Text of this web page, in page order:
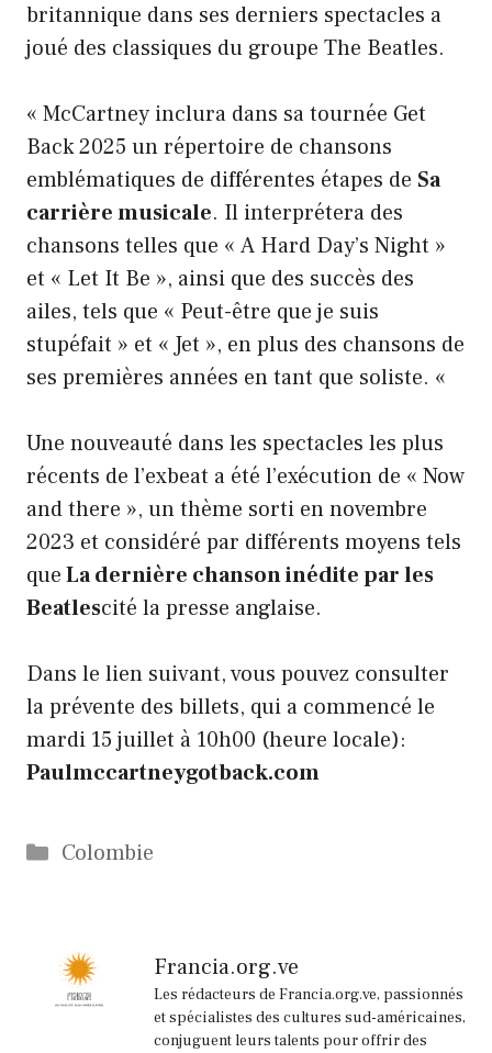
britannique dans ses derniers spectacles a
joué des classiques du groupe The Beatles.
« McCartney inclura dans sa tournée Get
Back 2025 un répertoire de chansons
emblématiques de différentes étapes de Sa
carrière musicale. Il interprétera des
chansons telles que « A Hard Day’s Night »
et « Let It Be », ainsi que des succès des
ailes, tels que « Peut-être que je suis
stupéfait » et « Jet », en plus des chansons de
ses premières années en tant que soliste. «
Une nouveauté dans les spectacles les plus
récents de l’exbeat a été l’exécution de « Now
and there », un thème sorti en novembre
2023 et considéré par différents moyens tels
queLa dernière chanson inédite par les
Beatlescité la presse anglaise.
Dans le lien suivant, vous pouvez consulter
la prévente des billets, qui a commencé le
mardi 15 juillet à 10h00 (heure locale):
Paulmccartneygotback.com
Catégories
Colombie
Francia.org.ve
Les rédacteurs de Francia.org.ve, passionnés
et spécialistes des cultures sud-américaines,
conjuguent leurs talents pour offrir des